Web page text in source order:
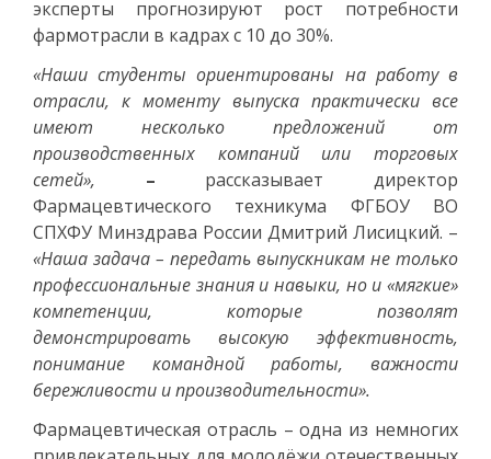
эксперты прогнозируют рост потребности
фармотрасли в кадрах с 10 до 30%.
«Наши студенты ориентированы на работу в
отрасли, к моменту выпуска практически все
имеют несколько предложений от
производственных компаний или торговых
сетей»,
– рассказывает директор
Фармацевтического техникума ФГБОУ ВО
СПХФУ Минздрава России Дмитрий Лисицкий. –
«Наша задача – передать выпускникам не только
профессиональные знания и навыки, но и «мягкие»
компетенции, которые позволят
демонстрировать высокую эффективность,
понимание командной работы, важности
бережливости и производительности».
Фармацевтическая отрасль – одна из немногих